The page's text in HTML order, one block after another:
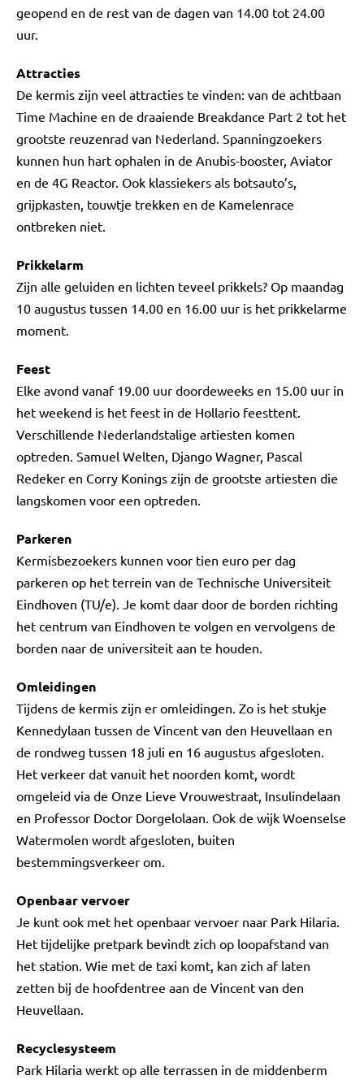
geopend en de rest van de dagen van 14.00 tot 24.00
uur.
Attracties
De kermis zijn veel attracties te vinden: van de achtbaan
Time Machine en de draaiende Breakdance Part 2 tot het
grootste reuzenrad van Nederland. Spanningzoekers
kunnen hun hart ophalen in de Anubis-booster, Aviator
en de 4G Reactor. Ook klassiekers als botsauto’s,
grijpkasten, touwtje trekken en de Kamelenrace
ontbreken niet.
Prikkelarm
Zijn alle geluiden en lichten teveel prikkels? Op maandag
10 augustus tussen 14.00 en 16.00 uur is het prikkelarme
moment.
Feest
Elke avond vanaf 19.00 uur doordeweeks en 15.00 uur in
het weekend is het feest in de Hollario feesttent.
Verschillende Nederlandstalige artiesten komen
optreden. Samuel Welten, Django Wagner, Pascal
Redeker en Corry Konings zijn de grootste artiesten die
langskomen voor een optreden.
Parkeren
Kermisbezoekers kunnen voor tien euro per dag
parkeren op het terrein van de Technische Universiteit
Eindhoven (TU/e). Je komt daar door de borden richting
het centrum van Eindhoven te volgen en vervolgens de
borden naar de universiteit aan te houden.
Omleidingen
Tijdens de kermis zijn er omleidingen. Zo is het stukje
Kennedylaan tussen de Vincent van den Heuvellaan en
de rondweg tussen 18 juli en 16 augustus afgesloten.
Het verkeer dat vanuit het noorden komt, wordt
omgeleid via de Onze Lieve Vrouwestraat, Insulindelaan
en Professor Doctor Dorgelolaan. Ook de wijk Woenselse
Watermolen wordt afgesloten, buiten
bestemmingsverkeer om.
Openbaar vervoer
Je kunt ook met het openbaar vervoer naar Park Hilaria.
Het tijdelijke pretpark bevindt zich op loopafstand van
het station. Wie met de taxi komt, kan zich af laten
zetten bij de hoofdentree aan de Vincent van den
Heuvellaan.
Recyclesysteem
Park Hilaria werkt op alle terrassen in de middenberm